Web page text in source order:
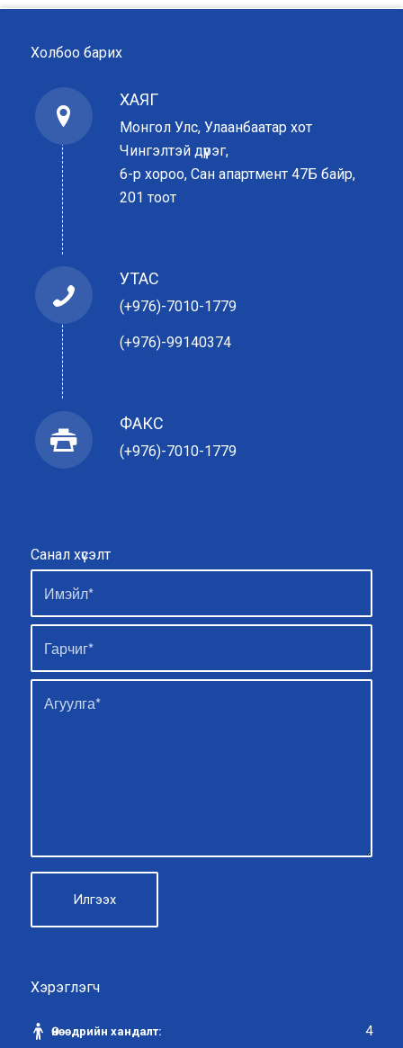
Холбоо барих
ХАЯГ
Монгол Улс, Улаанбаатар хот
Чингэлтэй дүүрэг,
6-р хороо, Сан апартмент 47Б байр,
201 тоот
УТАС
(+976)-7010-1779
(+976)-99140374
ФАКС
(+976)-7010-1779
Санал хүсэлт
Хэрэглэгч
Өнөөдрийн хандалт: 4